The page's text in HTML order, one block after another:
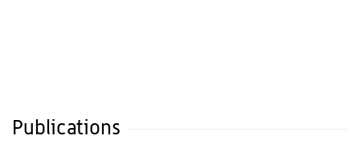
Publications